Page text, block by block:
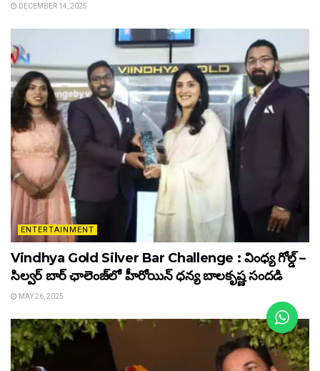
DECEMBER 14, 2025
ENTERTAINMENT
Vindhya Gold Silver Bar Challenge : వింధ్య గోల్డ్ –
సిల్వర్ బార్ ఛాలెంజ్‌లో హీరోయిన్ ధ‌న్య బాల‌కృష్ణ‌ సందడి
MAY 26, 2025